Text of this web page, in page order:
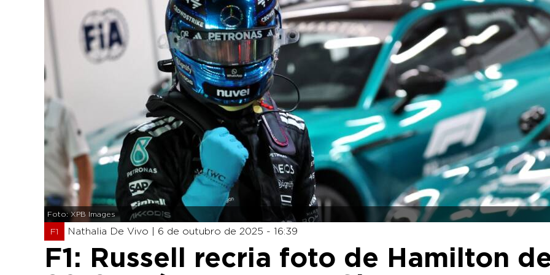
Foto: XPB Images
F1 Nathalia De Vivo | 6 de outubro de 2025 - 16:39
F1: Russell recria foto de Hamilton